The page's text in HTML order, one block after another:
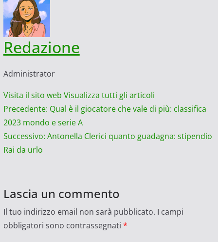
Redazione
Administrator
Visita il sito web Visualizza tutti gli articoli
Navigazione
articolo
Precedente: Qual è il giocatore che vale di più: classifica
2023 mondo e serie A
Successivo: Antonella Clerici quanto guadagna: stipendio
Rai da urlo
Lascia un commento
Il tuo indirizzo email non sarà pubblicato. I campi
obbligatori sono contrassegnati *